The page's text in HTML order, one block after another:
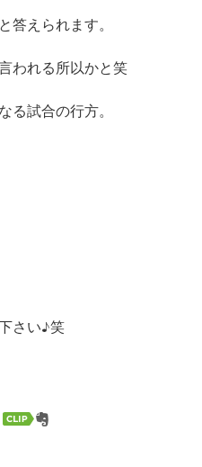
答えられます。
われる所以かと笑
る試合の行方。
さい♪笑